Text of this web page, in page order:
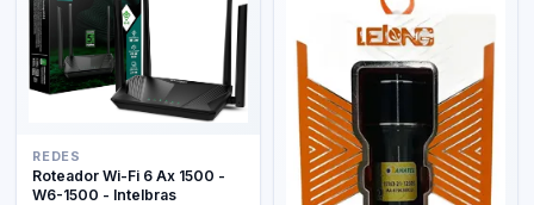
REDES
Roteador Wi-Fi 6 Ax 1500 -
W6-1500 - Intelbras